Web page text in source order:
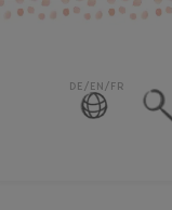
DE/EN/FR